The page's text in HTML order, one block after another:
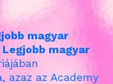
magyar
Legjobb magyar
az ​​Academy